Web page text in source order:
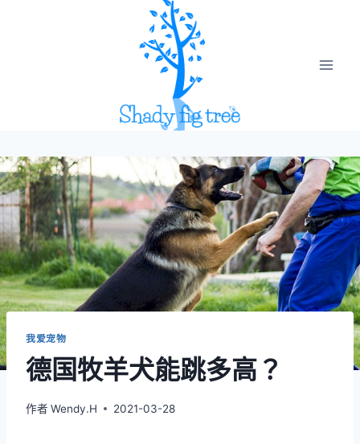
我爱宠物
德国牧羊犬能跳多高？
作者 Wendy.H 2021-03-28